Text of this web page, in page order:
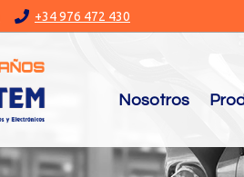
+34 976 472 430
Nosotros